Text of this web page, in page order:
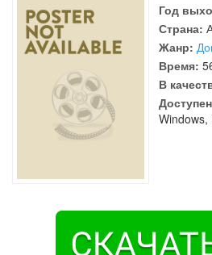
Год
Страна:
Жанр:
Время:
В
Windows,